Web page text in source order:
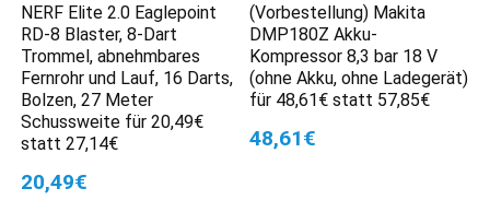
NERF Elite 2.0 Eaglepoint
RD-8 Blaster, 8-Dart
Trommel, abnehmbares
Fernrohr und Lauf, 16 Darts,
Bolzen, 27 Meter
Schussweite für 20,49€
statt 27,14€
20,49€
(Vorbestellung) Makita
DMP180Z Akku-
Kompressor 8,3 bar 18 V
(ohne Akku, ohne Ladegerät)
für 48,61€ statt 57,85€
48,61€